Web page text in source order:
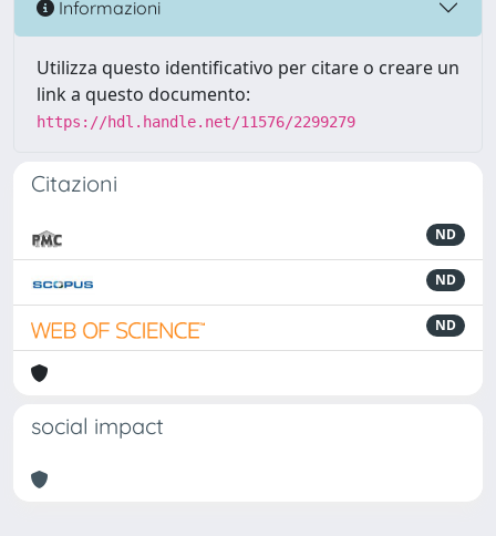
Informazioni
Utilizza questo identificativo per citare o creare un
link a questo documento:
https://hdl.handle.net/11576/2299279
Citazioni
ND
ND
ND
social impact